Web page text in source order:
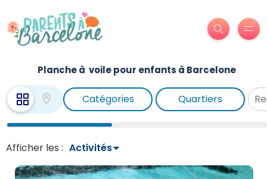
Planche à voile pour enfants à Barcelone
Catégories Quartiers
Afficher les :